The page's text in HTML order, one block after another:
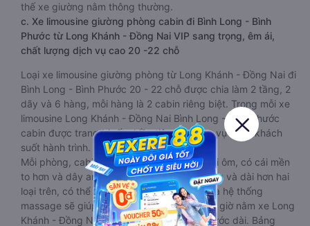
thế xe giường nằm thông thường.
c. Xe limousine giường phòng cabin đi Bình Long - Bình
Phước từ Long Khánh - Đồng Nai VIP sang trọng, êm ái,
chất lượng dịch vụ cao 20 -22 chỗ
Loại xe limousine giường phòng từ Long Khánh - Đồng Nai đi
Bình Long - Bình Phước 20 - 22 chỗ được chia làm 2 tầng, 2
dãy và 6 hàng, mỗi hàng là 2 cabin riêng biệt. Trong mỗi xe
limousine Long Khánh - Đồng Nai Bình Long - Bình Phước
cabin được trang bị rất nhiều tiện ích phục vụ hành khách
suốt hành trình.
Mỗi phòng, cabin đều có gối nằm rời, có gối ôm, có cái mền
to hơn và dây an toàn seat belt. Giường rộng và dài hơn hai
loại trên, có thể lăn lộn thoải mái. Đặc biệt là hệ thống
massage sẽ giúp bạn thư giãn trong những giờ nằm xe Long
Khánh - Đồng Nai đến Bình Long - Bình Phước dài. Bảng